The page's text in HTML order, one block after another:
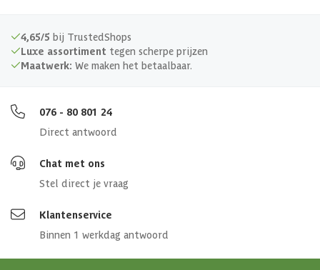
4,65/5 bij TrustedShops
Luxe assortiment tegen scherpe prijzen
Maatwerk: We maken het betaalbaar.
076 - 80 801 24
Direct antwoord
Chat met ons
Stel direct je vraag
Klantenservice
Binnen 1 werkdag antwoord